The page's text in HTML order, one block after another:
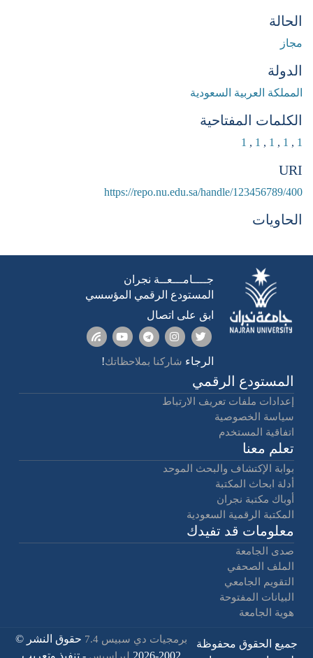
الحالة
مجاز
الدولة
المملكة العربية السعودية
الكلمات المفتاحية
1
,
,
,
,
URI
https://repo.nu.edu.sa/handle/123456789/400
الحاويات
جــــامـــعــة نجران
المستودع الرقمي المؤسسي
ابق على اتصال
الرجاء شاركنا بملاحظاتك!
المستودع الرقمي
إعدادات ملفات تعريف الارتباط
سياسة الخصوصية
اتفاقية المستخدم
تعلم معنا
بوابة الإكتشاف والبحث الموحد
أدلة ابحاث المكتبة
أوباك مكتبة نجران
المكتبة الرقمية السعودية
معلومات قد تفيدك
صدى الجامعة
الملف الصحفي
التقويم الجامعي
البيانات المفتوحة
هوية الجامعة
جميع الحقوق محفوظة
برمجيات دي سبيس 7.4
حقوق النشر ©
2002-2026
- تنفيذ وتعريب